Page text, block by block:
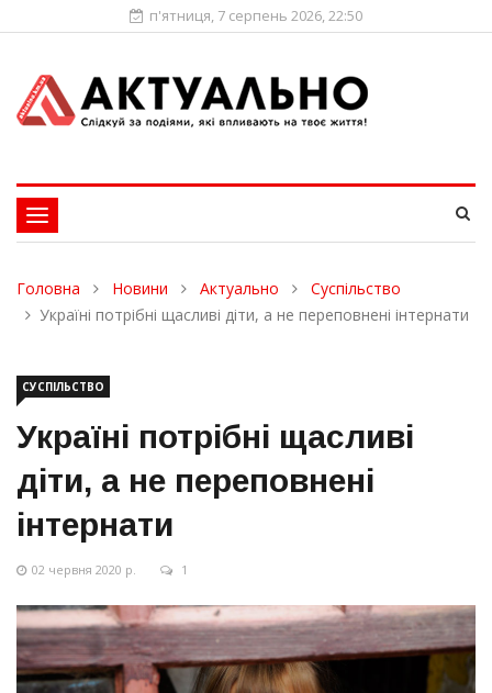
п'ятниця, 7 серпень 2026, 22:50
Toggle
navigation
Головна Новини Актуально
Суспільство
Україні потрібні щасливі діти, а не переповнені інтернати
СУСПІЛЬСТВО
Україні потрібні щасливі
діти, а не переповнені
інтернати
02 червня 2020 р. 1